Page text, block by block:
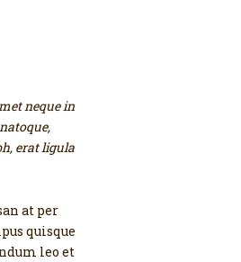
neque in
erat ligula
at per
quisque
leo et